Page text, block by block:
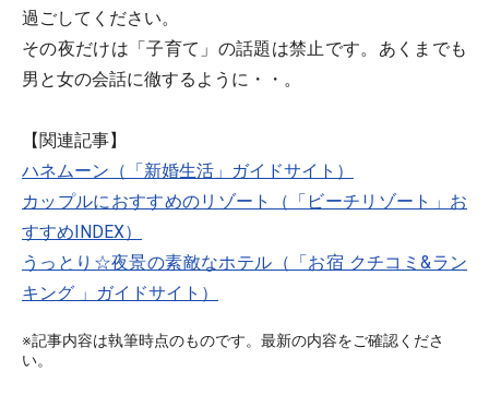
過ごしてください。
その夜だけは「子育て」の話題は禁止です。あくまでも
男と女の会話に徹するように・・。
【関連記事】
ハネムーン（「新婚生活」ガイドサイト）
カップルにおすすめのリゾート（「ビーチリゾート」お
すすめINDEX）
うっとり☆夜景の素敵なホテル（「お宿 クチコミ&ラン
キング 」ガイドサイト）
※記事内容は執筆時点のものです。最新の内容をご確認くださ
い。